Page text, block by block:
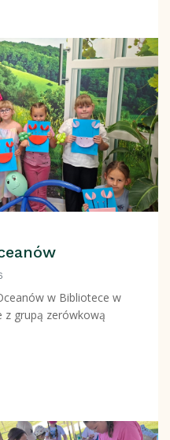
w Bibliotece w
z grupą zerówkową